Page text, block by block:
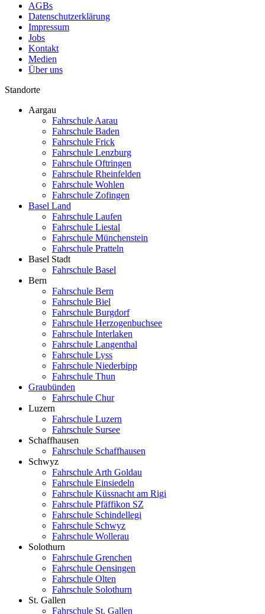
AGBs
Datenschutzerklärung
Impressum
Jobs
Kontakt
Medien
Über uns
Standorte
Aargau
Fahrschule Aarau
Fahrschule Baden
Fahrschule Frick
Fahrschule Lenzburg
Fahrschule Oftringen
Fahrschule Rheinfelden
Fahrschule Wohlen
Fahrschule Zofingen
Basel Land
Fahrschule Laufen
Fahrschule Liestal
Fahrschule Münchenstein
Fahrschule Pratteln
Basel Stadt
Fahrschule Basel
Bern
Fahrschule Bern
Fahrschule Biel
Fahrschule Burgdorf
Fahrschule Herzogenbuchsee
Fahrschule Interlaken
Fahrschule Langenthal
Fahrschule Lyss
Fahrschule Niederbipp
Fahrschule Thun
Graubünden
Fahrschule Chur
Luzern
Fahrschule Luzern
Fahrschule Sursee
Schaffhausen
Fahrschule Schaffhausen
Schwyz
Fahrschule Arth Goldau
Fahrschule Einsiedeln
Fahrschule Küssnacht am Rigi
Fahrschule Pfäffikon SZ
Fahrschule Schindellegi
Fahrschule Schwyz
Fahrschule Wollerau
Solothurn
Fahrschule Grenchen
Fahrschule Oensingen
Fahrschule Olten
Fahrschule Solothurn
St. Gallen
Fahrschule St. Gallen